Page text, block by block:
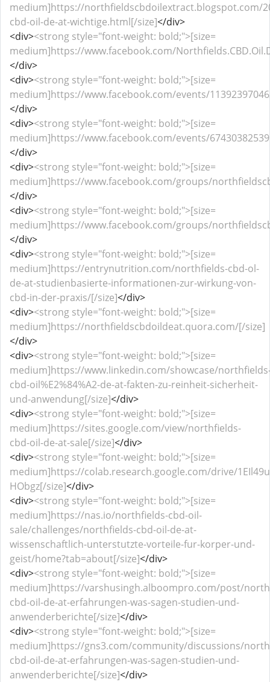
medium]https://northfieldscbdoilextract.blogspot.com/
cbd-oil-de-at-wichtige.html[/size]</div>
<div><strong style="font-weight: bold;">[size=
medium]https://www.facebook.com/
</div>
<div><strong style="font-weight: bold;">[size=
medium]https://www.facebook.com/events/
</div>
<div><strong style="font-weight: bold;">[size=
medium]https://www.facebook.com/events/
</div>
<div><strong style="font-weight: bold;">[size=
medium]https://www.facebook.com/groups/
</div>
<div><strong style="font-weight: bold;">[size=
medium]https://www.facebook.com/groups/
</div>
<div><strong style="font-weight: bold;">[size=
medium]https://entrynutrition.com/northfields-cbd-ol-
de-at-studienbasierte-informationen-zur-wirkung-von-
cbd-in-der-praxis/[/size]</div>
<div><strong style="font-weight: bold;">[size=
medium]https://northfieldscbdoildeat.quora.com/[/size]
</div>
<div><strong style="font-weight: bold;">[size=
medium]https://www.linkedin.com/showcase/
cbd-oil%E2%84%A2-de-at-fakten-zu-reinheit-sicherheit-
und-anwendung[/size]</div>
<div><strong style="font-weight: bold;">[size=
medium]https://sites.google.com/view/northfields-
cbd-oil-de-at-sale[/size]</div>
<div><strong style="font-weight: bold;">[size=
medium]https://colab.research.google.com/drive/
HObgz[/size]</div>
<div><strong style="font-weight: bold;">[size=
medium]https://nas.io/northfields-cbd-oil-
sale/challenges/northfields-cbd-oil-de-at-
wissenschaftlich-unterstutzte-vorteile-fur-korper-und-
geist/home?tab=about[/size]</div>
<div><strong style="font-weight: bold;">[size=
medium]https://varshusingh.alboompro.com/post/
cbd-oil-de-at-erfahrungen-was-sagen-studien-und-
anwenderberichte[/size]</div>
<div><strong style="font-weight: bold;">[size=
medium]https://gns3.com/community/discussions/
cbd-oil-de-at-erfahrungen-was-sagen-studien-und-
anwenderberichte[/size]</div>